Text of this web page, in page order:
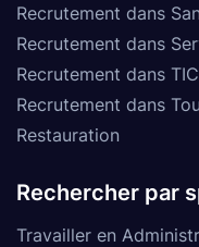
Recrutement dans
Recrutement dans
Recrutement dans
Recrutement dans
Restauration
Rechercher par
Travailler en